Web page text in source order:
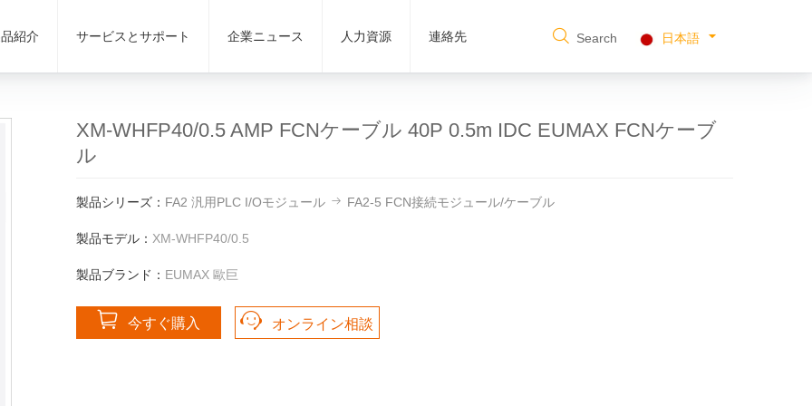
紹介 サービスとサポート 企業ニュース 人力資源 連絡先 Search 日本語
XM-WHFP40/0.5 AMP FCNケーブル 40P 0.5m IDC EUMAX FCNケーブ
ル
製品シリーズ： FA2 汎用PLC I/Oモジュール FA2-5 FCN接続モジュール/ケーブル
製品モデル： XM-WHFP40/0.5
製品ブランド： EUMAX 歐巨
今すぐ購入 オンライン相談